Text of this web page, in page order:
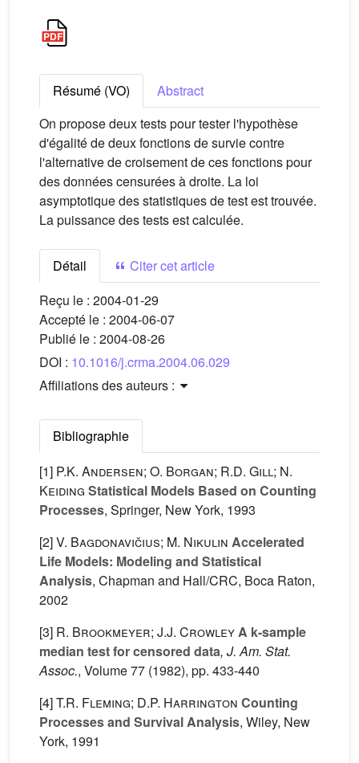
Résumé (VO)
Abstract
On propose deux tests pour tester l'hypothèse
d'égalité de deux fonctions de survie contre
l'alternative de croisement de ces fonctions pour
des données censurées à droite. La loi
asymptotique des statistiques de test est trouvée.
La puissance des tests est calculée.
Détail
Citer cet article
Reçu le : 2004-01-29
Accepté le : 2004-06-07
Publié le : 2004-08-26
DOI : 10.1016/j.crma.2004.06.029
Affiliations des auteurs :
Bibliographie
[1] P.K. Andersen; O. Borgan; R.D. Gill; N.
Keiding Statistical Models Based on Counting
Processes, Springer, New York, 1993
[2]V. Bagdonavičius; M. Nikulin Accelerated
Life Models: Modeling and Statistical
Analysis, Chapman and Hall/CRC, Boca Raton,
2002
[3] R. Brookmeyer; J.J. CrowleyA k-sample
median test for censored data, J. Am. Stat.
Assoc., Volume 77 (1982), pp. 433-440
[4]T.R. Fleming; D.P. Harrington Counting
Processes and Survival Analysis, Wiley, New
York, 1991